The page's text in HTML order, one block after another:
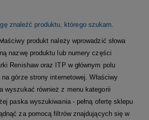
znaleźć produktu, którego szukam.
produkt należy wprowadzić słowa
nazwę produktu lub numery części
Renishaw oraz ITP w głównym polu
górze strony internetowej. Właściwy
wyszukać również z menu kategorii
paska wyszukiwania - pełną ofertę sklepu
za pomocą filtrów znajdujących się w